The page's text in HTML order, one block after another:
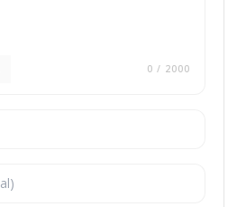
0 / 2000